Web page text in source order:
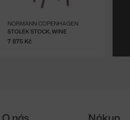
STOLEK STOCK, WINE
NORMANN COPENHAGEN
7 875 Kč